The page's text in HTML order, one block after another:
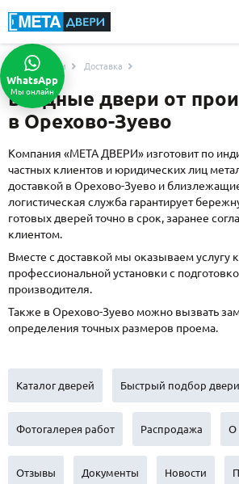
КАТАЛОГ ДВЕРЕЙ
ПО ОТДЕЛКЕ
МДФ(865)
Порошковое напыление
Ламинат(21)
Массив(52)
МДФ наборный (58)
МДФ шпон
С зеркалом(13)
С выдавленным рисунком(35)
С реечным дизайном(29)
ПО НАЗНАЧЕНИЮ
ПО ОСОБЕННОСТЯМ
Услуги Доставка
Входные двери от
в Орехово-Зуево
Компания «МЕТА ДВЕРИ» изготовит по
частных клиентов и юридических лиц
доставкой в Орехово-Зуево и
логистическая служба гарантирует
готовых дверей точно в срок, заранее
клиентом.
Вместе с доставкой мы оказываем услугу
профессиональной установки с
производителя.
Также в Орехово-Зуево можно вызвать
определения точных размеров проема.
Каталог дверей Быстрый подбор двери
Фотогалерея работ Распродажа О
Отзывы Документы Новости
WhatsApp
Мы онлайн